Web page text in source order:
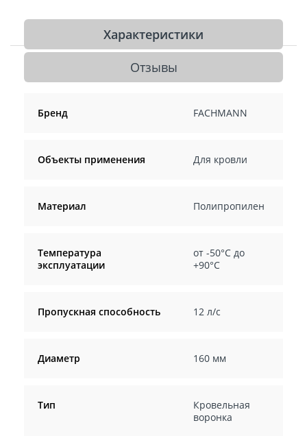
Характеристики
Отзывы
Бренд FACHMANN
Объекты применения Для кровли
Материал Полипропилен
Температура
эксплуатации
от -50°С до
+90°С
Пропускная способность 12 л/с
Диаметр 160 мм
Тип
Кровельная
воронка